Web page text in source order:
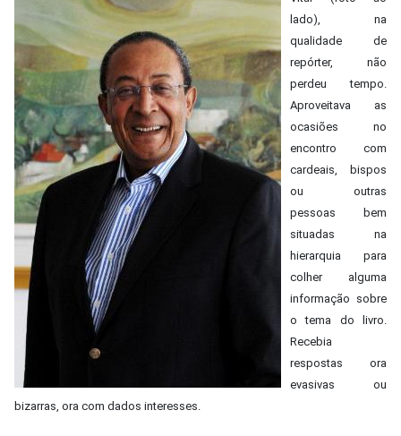
lado), na
qualidade de
repórter, não
perdeu tempo.
Aproveitava as
ocasiões no
encontro com
cardeais, bispos
ou outras
pessoas bem
situadas na
hierarquia para
colher alguma
informação sobre
o tema do livro.
Recebia
respostas ora
evasivas ou
bizarras, ora com dados interesses.